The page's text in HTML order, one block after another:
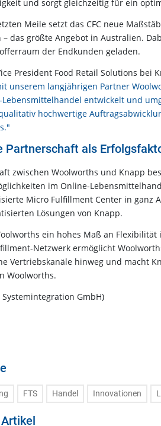
und sorgt gleichzeitig für ein
Meile setzt das CFC neue
– das größte Angebot in Australien.
der Endkunden geladen.
President Food Retail Solutions bei
unserem langjährigen Partner
entwickelt und
hochwertige
Partnerschaft als
zwischen Woolworths und Knapp
im Online-
Micro Fulfillment Center in
Lösungen von Knapp.
ein hohes Maß an
Netzwerk ermöglicht
Vertriebskanäle hinweg und macht
Woolworths.
GmbH)
FTS Handel Innovationen